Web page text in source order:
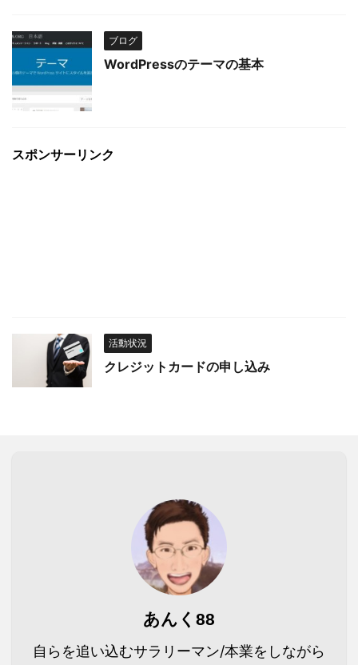
ブログ
WordPressのテーマの基本
スポンサーリンク
活動状況
クレジットカードの申し込み
あんく88
自らを追い込むサラリーマン/本業をしながら